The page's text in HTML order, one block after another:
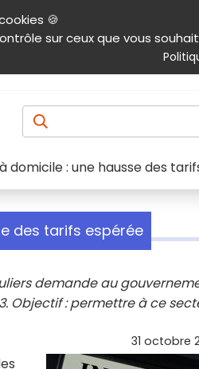
🍪
sur ceux que vous
Menu principal
Produits & services
domicile : une hausse des
des tarifs espérée
demande au
Objectif : permettre à ce
31 octobre